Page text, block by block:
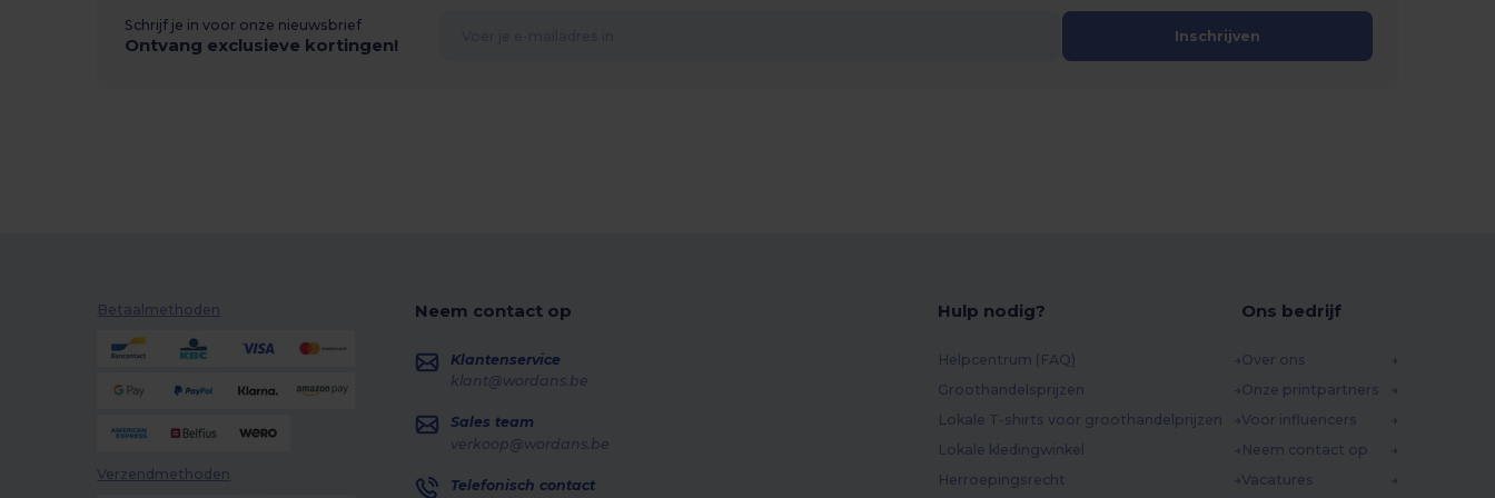
Schrijf je in voor onze nieuwsbrief
Ontvang exclusieve kortingen! Inschrijven
Betaalmethoden
Verzendmethoden
Neem contact op
Klantenservice
klant@wordans.be
Sales team
verkoop@wordans.be
Telefonisch contact
Hulp nodig?
Helpcentrum (FAQ)
Groothandelsprijzen
Lokale T-shirts voor groothandelprijzen
Lokale kledingwinkel
Herroepingsrecht
Ons bedrijf
Over ons
Onze printpartners
Voor influencers
Neem contact op
Vacatures